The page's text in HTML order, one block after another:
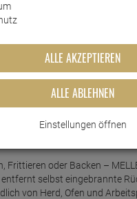
Küchen
10010812
Frittieren oder Backen –
selbst eingebrannte
von Herd, Ofen und
ALLE AKZEPTIEREN
ALLE ABLEHNEN
Einstellungen öffnen